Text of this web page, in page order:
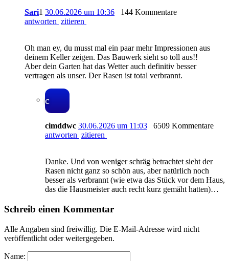
Sari1 30.06.2026 um 10:36
144 Kommentare
antworten zitieren
Oh man ey, du musst mal ein paar mehr Impressionen aus
deinem Keller zeigen. Das Bauwerk sieht so toll aus!!
Aber dein Garten hat das Wetter auch definitiv besser
vertragen als unser. Der Rasen ist total verbrannt.
c
cimddwc 30.06.2026 um 11:03
6509 Kommentare
antworten zitieren
Danke. Und von weniger schräg betrachtet sieht der
Rasen nicht ganz so schön aus, aber natürlich noch
besser als verbrannt (wie etwa das Stück vor dem Haus,
das die Hausmeister auch recht kurz gemäht hatten)…
Schreib einen Kommentar
Alle Angaben sind freiwillig. Die E-Mail-Adresse wird nicht
veröffentlicht oder weitergegeben.
Name: